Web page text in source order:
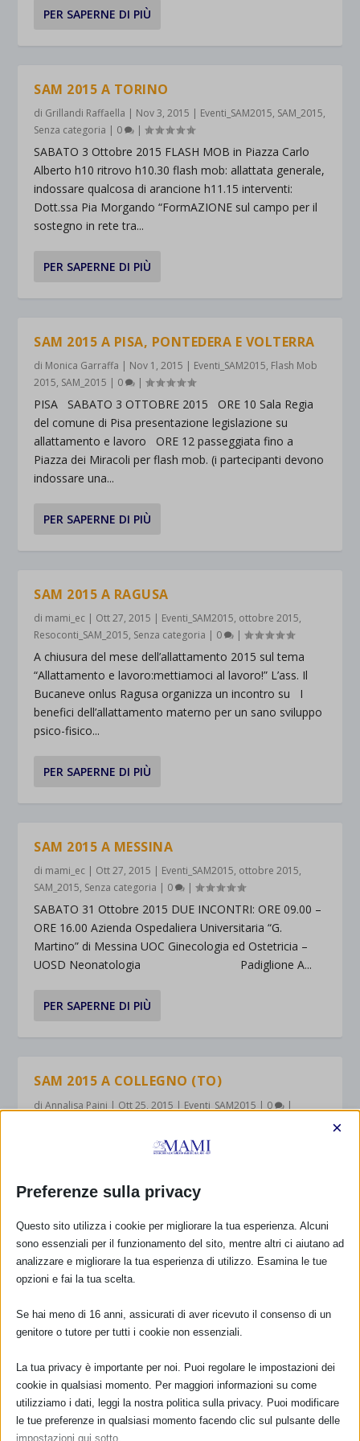
PER SAPERNE DI PIÙ
SAM 2015 A TORINO
di Grillandi Raffaella | Nov 3, 2015 | Eventi_SAM2015, SAM_2015,
Senza categoria | 0 |
SABATO 3 Ottobre 2015 FLASH MOB in Piazza Carlo
Alberto h10 ritrovo h10.30 flash mob: allattata generale,
indossare qualcosa di arancione h11.15 interventi:
Dott.ssa Pia Morgando “FormAZIONE sul campo per il
sostegno in rete tra...
PER SAPERNE DI PIÙ
SAM 2015 A PISA, PONTEDERA E VOLTERRA
di Monica Garraffa | Nov 1, 2015 | Eventi_SAM2015, Flash Mob
2015, SAM_2015 | 0 |
PISA SABATO 3 OTTOBRE 2015 ORE 10 Sala Regia
del comune di Pisa presentazione legislazione su
allattamento e lavoro ORE 12 passeggiata fino a
Piazza dei Miracoli per flash mob. (i partecipanti devono
indossare una...
PER SAPERNE DI PIÙ
SAM 2015 A RAGUSA
di mami_ec | Ott 27, 2015 | Eventi_SAM2015, ottobre 2015,
Resoconti_SAM_2015, Senza categoria | 0 |
A chiusura del mese dell’allattamento 2015 sul tema
“Allattamento e lavoro:mettiamoci al lavoro!” L’ass. Il
Bucaneve onlus Ragusa organizza un incontro su I
benefici dell’allattamento materno per un sano sviluppo
psico-fisico...
PER SAPERNE DI PIÙ
SAM 2015 A MESSINA
di mami_ec | Ott 27, 2015 | Eventi_SAM2015, ottobre 2015,
SAM_2015, Senza categoria | 0 |
SABATO 31 Ottobre 2015 DUE INCONTRI: ORE 09.00 –
ORE 16.00 Azienda Ospedaliera Universitaria “G.
Martino” di Messina UOC Ginecologia ed Ostetricia –
UOSD Neonatologia Padiglione A...
PER SAPERNE DI PIÙ
SAM 2015 A COLLEGNO (TO)
diAnnalisa Paini | Ott 25, 2015 | Eventi_SAM2015 | 0 |
DIPARTIMENTO MATERNO INFANTILE S.S. ATTIVITA’
LAVORO! 16/10/2015 dalle ore 9.00 alle 9,30
accoglienza le attività si svolgeranno dalle ore 10,00...
PER SAPERNE DI PIÙ
1 2 3
CALENDARIO EVENTI
Non ci sono eventi
Preferenze sulla privacy
×
Questo sito utilizza i cookie per migliorare la tua esperienza. Alcuni
sono essenziali per il funzionamento del sito, mentre altri ci aiutano ad
analizzare e migliorare la tua esperienza di utilizzo. Esamina le tue
opzioni e fai la tua scelta.
Se hai meno di 16 anni, assicurati di aver ricevuto il consenso di un
genitore o tutore per tutti i cookie non essenziali.
La tua privacy è importante per noi. Puoi regolare le impostazioni dei
cookie in qualsiasi momento. Per maggiori informazioni su come
utilizziamo i dati, leggi la nostra politica sulla privacy. Puoi modificare
le tue preferenze in qualsiasi momento facendo clic sul pulsante delle
impostazioni qui sotto.